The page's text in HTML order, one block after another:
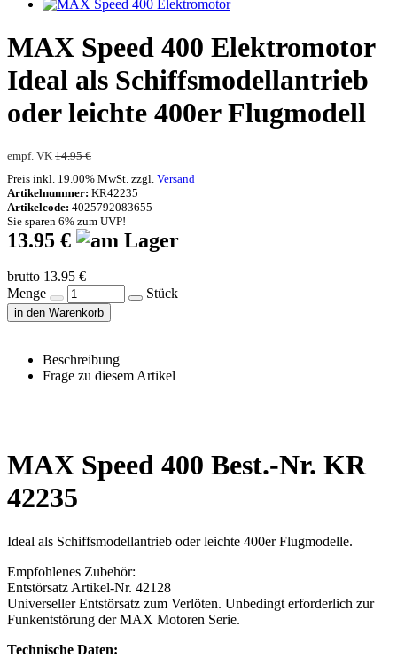
MAX Speed 400 Elektromotor
Ideal als Schiffsmodellantrieb
oder leichte 400er Flugmodell
empf. VK 14.95 €
Preis inkl. 19.00% MwSt. zzgl. Versand
Artikelnummer: KR42235
Artikelcode: 4025792083655
Sie sparen 6% zum UVP!
13.95 €
brutto 13.95 €
Menge
Stück
in den Warenkorb
Beschreibung
Frage zu diesem Artikel
MAX Speed 400 Best.-Nr. KR
42235
Ideal als Schiffsmodellantrieb oder leichte 400er Flugmodelle.
Empfohlenes Zubehör:
Entstörsatz Artikel-Nr. 42128
Universeller Entstörsatz zum Verlöten. Unbedingt erforderlich zur
Funkentstörung der MAX Motoren Serie.
Technische Daten: